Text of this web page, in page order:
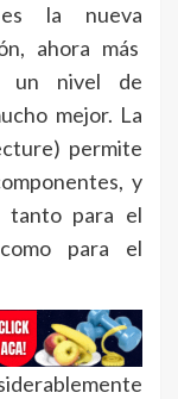
la nueva
ahora más
un nivel de
mejor. La
permite
y
tanto para el
para el